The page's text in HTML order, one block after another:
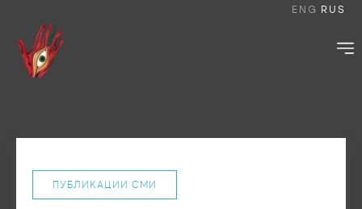
ENG RUS
ПУБЛИКАЦИИ СМИ